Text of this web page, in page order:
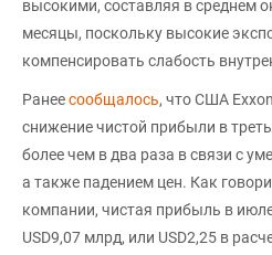
высокими, составляя в среднем
месяцы, поскольку высокие
компенсировать слабость
Ранеесообщалось, что США
снижение чистой прибыли в
более чем в два раза в связи с
а также падением цен. Как
компании, чистая прибыль в
USD9,07 млрд, или USD2,25 в